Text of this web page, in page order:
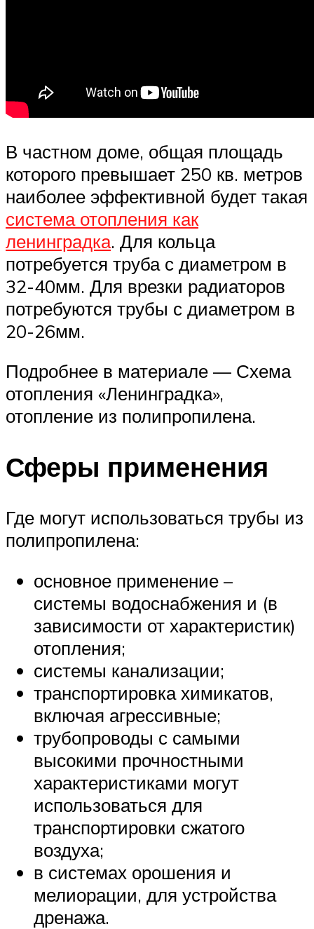
В частном доме, общая площадь
которого превышает 250 кв. метров
наиболее эффективной будет такая
система отопления как
ленинградка. Для кольца
потребуется труба с диаметром в
32-40мм. Для врезки радиаторов
потребуются трубы с диаметром в
20-26мм.
Подробнее в материале — Схема
отопления «Ленинградка»,
отопление из полипропилена.
Сферы применения
Где могут использоваться трубы из
полипропилена:
основное применение –
системы водоснабжения и (в
зависимости от характеристик)
отопления;
системы канализации;
транспортировка химикатов,
включая агрессивные;
трубопроводы с самыми
высокими прочностными
характеристиками могут
использоваться для
транспортировки сжатого
воздуха;
в системах орошения и
мелиорации, для устройства
дренажа.